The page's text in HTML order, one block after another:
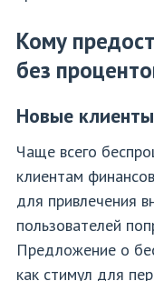
Кому
без
Новые клиенты
Чаще всего
клиентам
для привлечения
пользователей
Предложение о
как стимул для